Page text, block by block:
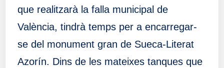
que realitzarà la falla municipal de
València, tindrà temps per a encarregar-
se del monument gran de Sueca-Literat
Azorín. Dins de les mateixes tanques que